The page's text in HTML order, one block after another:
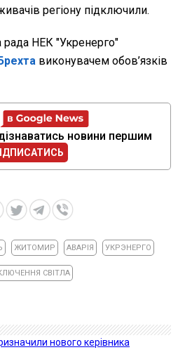
регіону підключили.
рада НЕК "Укренерго"
виконувачем обов’язків
новини першим
ЖИТОМИР АВАРІЯ УКРЭНЕРГО
СВІТЛА
нового керівника